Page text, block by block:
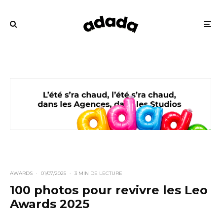
AWARDS · 01/07/2025 · 3 MIN DE LECTURE
100 photos pour revivre les Leo
Awards 2025